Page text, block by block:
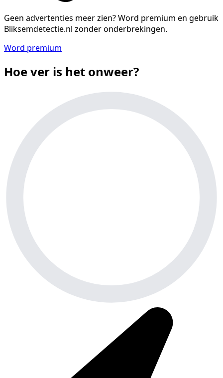
Geen advertenties meer zien?Word premium en gebruik
Bliksemdetectie.nl zonder onderbrekingen.
Word premium
Hoe ver is het onweer?